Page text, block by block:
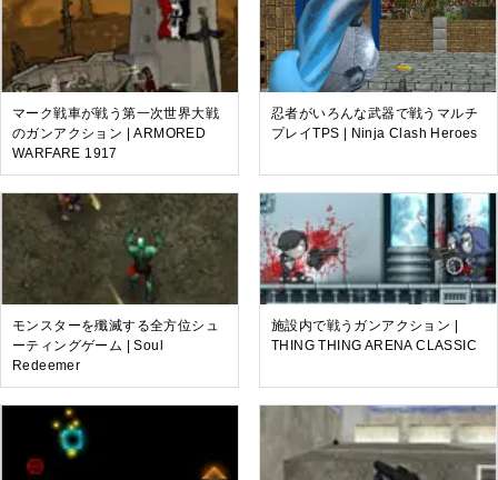
マーク戦車が戦う第一次世界大戦
のガンアクション | ARMORED
WARFARE 1917
忍者がいろんな武器で戦うマルチ
プレイTPS | Ninja Clash Heroes
モンスターを殲滅する全方位シュ
ーティングゲーム | Soul
Redeemer
施設内で戦うガンアクション |
THING THING ARENA CLASSIC